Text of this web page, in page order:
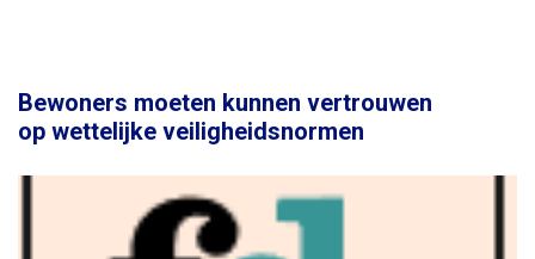
Bewoners moeten kunnen vertrouwen
op wettelijke veiligheidsnormen